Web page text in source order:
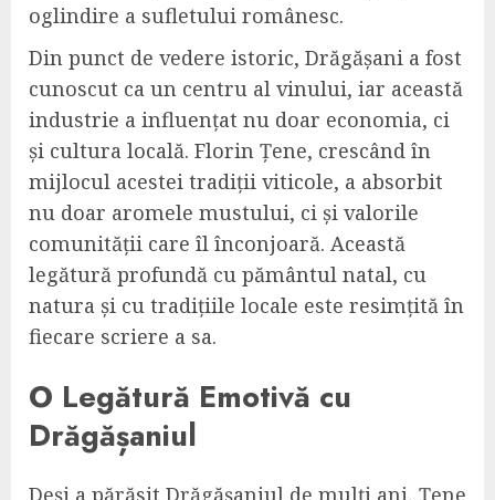
oglindire a sufletului românesc.
Din punct de vedere istoric, Drăgășani a fost
cunoscut ca un centru al vinului, iar această
industrie a influențat nu doar economia, ci
și cultura locală. Florin Țene, crescând în
mijlocul acestei tradiții viticole, a absorbit
nu doar aromele mustului, ci și valorile
comunității care îl înconjoară. Această
legătură profundă cu pământul natal, cu
natura și cu tradițiile locale este resimțită în
fiecare scriere a sa.
O Legătură Emotivă cu
Drăgășaniul
Deși a părăsit Drăgășaniul de mulți ani, Țene